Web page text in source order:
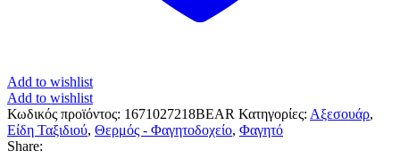
Add to wishlist
Add to wishlist
Κωδικός προϊόντος: 1671027218BEAR Κατηγορίες: Αξεσουάρ,
Είδη Ταξιδιού, Θερμός - Φαγητοδοχείο, Φαγητό
Share: